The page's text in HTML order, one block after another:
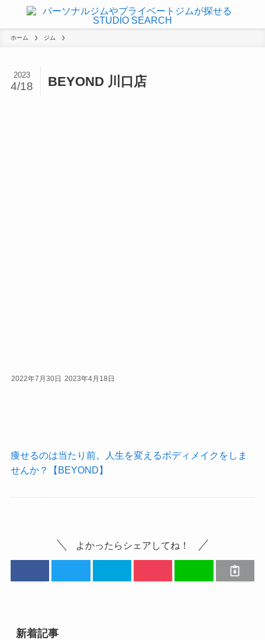
ホーム ジム
BEYOND 川口店
2023
4/18
2022年7月30日 2023年4月18日
痩せるのは当たり前。人生を変えるボディメイクをしま
せんか？【BEYOND】
よかったらシェアしてね！
新着記事